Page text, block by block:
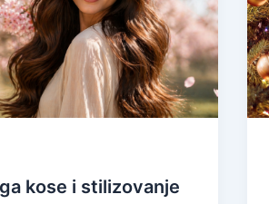
kose i stilizovanje